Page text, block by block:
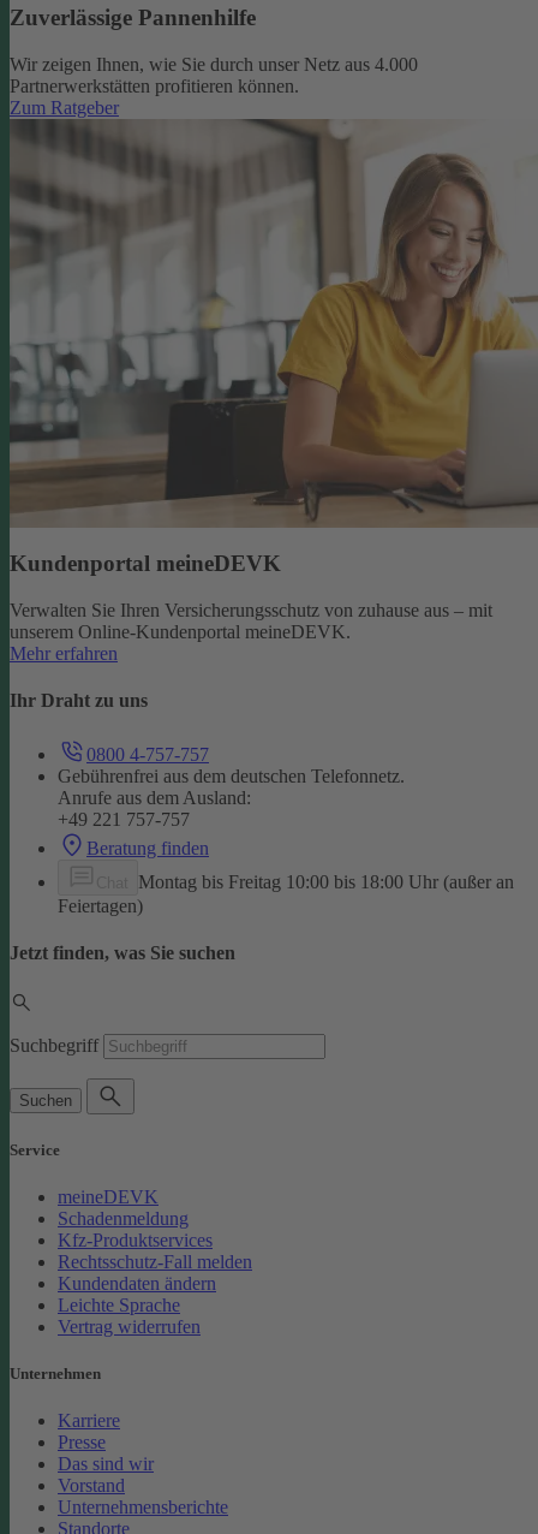
Zuverlässige Pannenhilfe
Wir zeigen Ihnen, wie Sie durch unser Netz aus 4.000
Partnerwerkstätten profitieren können.
Zum Ratgeber
Kundenportal meineDEVK
Verwalten Sie Ihren Versicherungsschutz von zuhause aus – mit
unserem Online-Kundenportal meineDEVK.
Mehr erfahren
Ihr Draht zu uns
0800 4-757-757
Gebührenfrei aus dem deutschen Telefonnetz.
Anrufe aus dem Ausland:
+49 221 757-757
Beratung finden
Montag bis Freitag 10:00 bis 18:00 Uhr (außer an
Feiertagen)
Jetzt finden, was Sie suchen
Suchbegriff
Suchen
Service
meineDEVK
Schadenmeldung
Kfz-Produktservices
Rechtsschutz-Fall melden
Kundendaten ändern
Leichte Sprache
Vertrag widerrufen
Unternehmen
Karriere
Presse
Das sind wir
Vorstand
Unternehmensberichte
Standorte